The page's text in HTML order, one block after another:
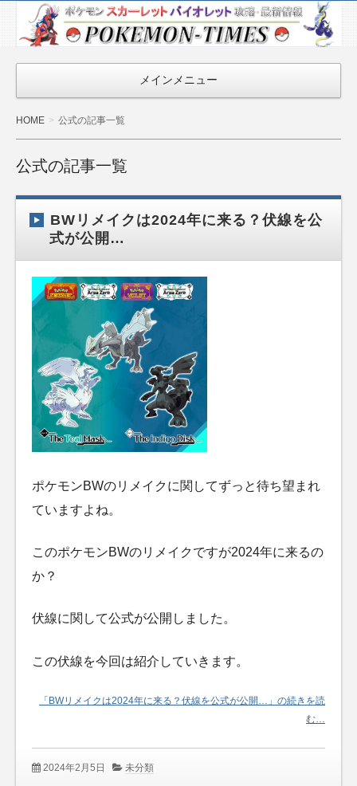
ポケモン最新
情報まとめ
『POKEMON-
TIMES』
メインメニュー
HOME 公式の記事一覧
公式の記事一覧
BWリメイクは2024年に来る？伏線を公
式が公開…
ポケモンBWのリメイクに関してずっと待ち望まれ
ていますよね。
このポケモンBWのリメイクですが2024年に来るの
か？
伏線に関して公式が公開しました。
この伏線を今回は紹介していきます。
「BWリメイクは2024年に来る？伏線を公式が公開…」の続きを読
む…
2024年2月5日 未分類